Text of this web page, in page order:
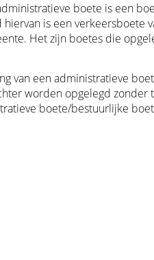
boete is een
hiervan is een verkeersboete
Het zijn boetes die
van een administratieve
worden opgelegd zonder
boete/bestuurlijke